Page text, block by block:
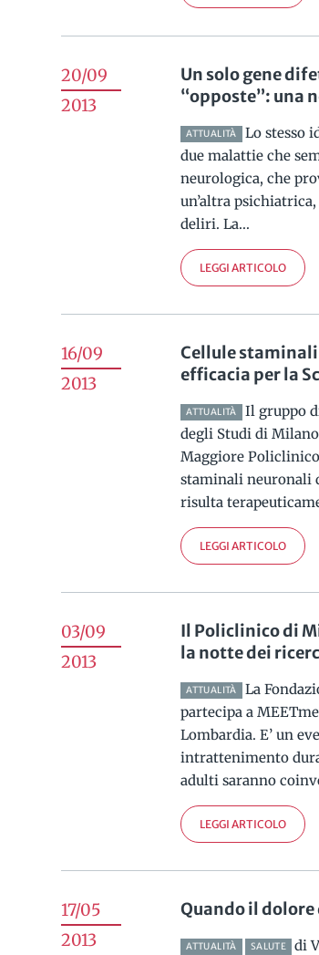
20/09
2013
Un solo gene
“opposte”: una
ATTUALITÀ
Lo stesso
due malattie che
neurologica, che
un’altra
deliri. La...
LEGGI ARTICOLO
16/09
2013
Cellule
efficacia per la
ATTUALITÀ
Il gruppo
degli Studi di Milano,
Maggiore
staminali neuronali
risulta
LEGGI ARTICOLO
03/09
2013
Il Policlinico di
la notte dei
ATTUALITÀ
La
partecipa a
Lombardia. E’ un
intrattenimento
adulti saranno
LEGGI ARTICOLO
17/05
2013
Quando il
ATTUALITÀ SALUTE
di